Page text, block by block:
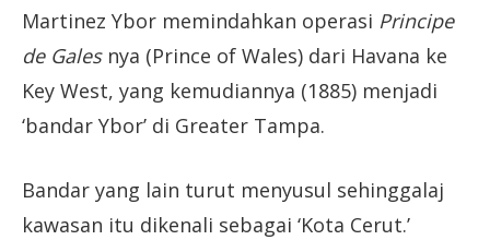
Martinez Ybor memindahkan operasi Principe
de Galesnya (Prince of Wales) dari Havana ke
Key West, yang kemudiannya (1885) menjadi
‘bandar Ybor’ di Greater Tampa.
Bandar yang lain turut menyusul sehinggalaj
kawasan itu dikenali sebagai ‘Kota Cerut.’